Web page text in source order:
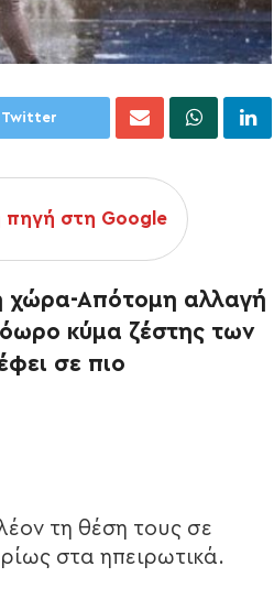
Twitter
πηγή στη Google
χώρα-Απότομη αλλαγή
κύμα ζέστης των
σε πιο
τη θέση τους σε
στα ηπειρωτικά.